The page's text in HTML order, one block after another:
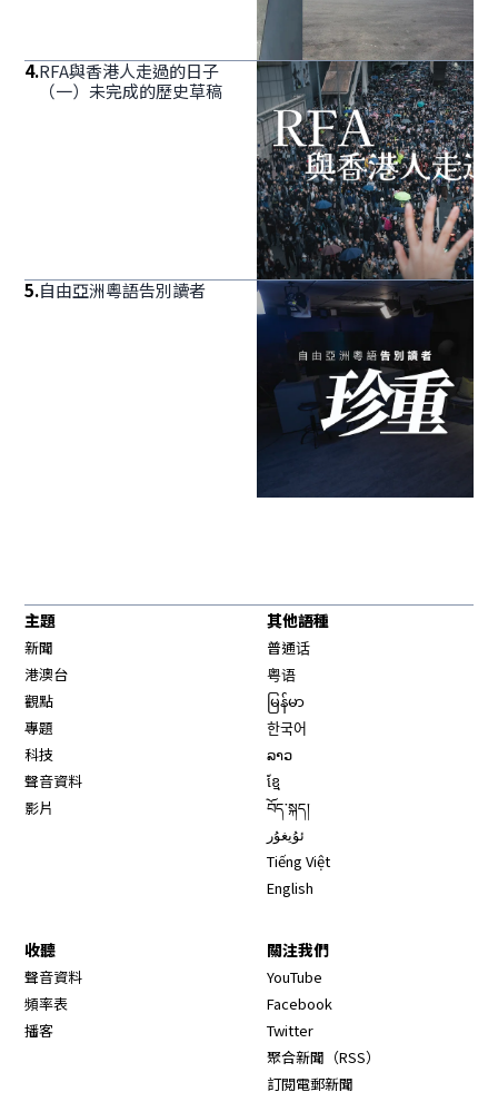
4.RFA與香港人走過的日子
（一）未完成的歷史草稿
5.自由亞洲粵語告別讀者
主題
新聞
港澳台
觀點
專題
科技
聲音資料
影片
其他語種
普通话
粤语
မြန်မာ
한국어
ລາວ
ខ្មែ
བོད་སྐད།
ئۇيغۇر
Tiếng Việt
English
收聽
聲音資料
頻率表
播客
關注我們
YouTube
Facebook
Twitter
聚合新聞（RSS）
訂閱電郵新聞